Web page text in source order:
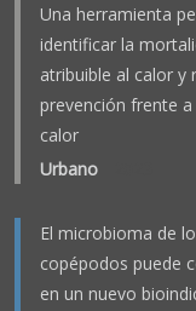
Una herramienta
identificar la
atribuible al calor y
prevención frente
calor
Urbano
El microbioma de
copépodos puede
en un nuevo